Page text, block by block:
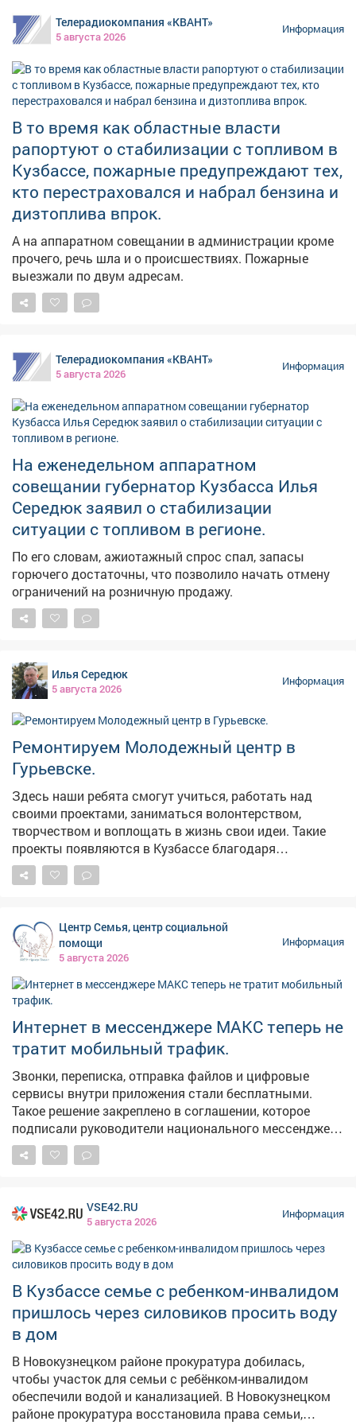
Телерадиокомпания «КВАНТ»
5 августа 2026
Информация
В то время как областные власти
рапортуют о стабилизации с топливом в
Кузбассе, пожарные предупреждают тех,
кто перестраховался и набрал бензина и
дизтоплива впрок.
А на аппаратном совещании в администрации кроме
прочего, речь шла и о происшествиях. Пожарные
выезжали по двум адресам.
Телерадиокомпания «КВАНТ»
5 августа 2026
Информация
На еженедельном аппаратном
совещании губернатор Кузбасса Илья
Середюк заявил о стабилизации
ситуации с топливом в регионе.
По его словам, ажиотажный спрос спал, запасы
горючего достаточны, что позволило начать отмену
ограничений на розничную продажу.
Илья Середюк
5 августа 2026
Информация
Ремонтируем Молодежный центр в
Гурьевске.
Здесь наши ребята смогут учиться, работать над
своими проектами, заниматься волонтерством,
творчеством и воплощать в жизнь свои идеи. Такие
проекты появляются в Кузбассе благодаря
федеральной поддержке - в том числе национальному
проекту «Молодежь и дети». Мы работаем над тем,
максимальные результаты в виде молодежных
центров, социальных учреждений, культурных и
образовательных площадок. Каждая новая точка
инвестиция в будущее. У ребят появляется больше
возможностей для самореализации, они могут
активнее включаться в жизнь своих городов и
поселков. Тем самым - связывают свое будущее с
Кузбассом. В следующем году откроем такое же
пространство в Киселевске.
Центр Семья, центр социальной
помощи
5 августа 2026
Информация
Интернет в мессенджере МАКС теперь не
тратит мобильный трафик.
Звонки, переписка, отправка файлов и цифровые
сервисы внутри приложения стали бесплатными.
Такое решение закреплено в соглашении, которое
подписали руководители национального мессенджера
и крупнейших операторов связи.
VSE42.RU
5 августа 2026
Информация
В Кузбассе семье с ребенком-инвалидом
пришлось через силовиков просить воду
в дом
В Новокузнецком районе прокуратура добилась,
чтобы участок для семьи с ребёнком-инвалидом
обеспечили водой и канализацией. В Новокузнецком
районе прокуратура восстановила права семьи,